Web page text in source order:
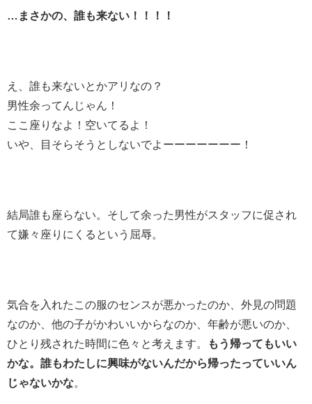
…まさかの、誰も来ない！！！！
え、誰も来ないとかアリなの？
男性余ってんじゃん！
ここ座りなよ！空いてるよ！
いや、目そらそうとしないでよーーーーーーー！
結局誰も座らない。そして余った男性がスタッフに促され
て嫌々座りにくるという屈辱。
気合を入れたこの服のセンスが悪かったのか、外見の問題
なのか、他の子がかわいいからなのか、年齢が悪いのか、
ひとり残された時間に色々と考えます。
もう帰ってもいい
かな。誰もわたしに興味がないんだから帰ったっていいん
じゃないかな。